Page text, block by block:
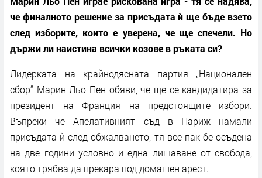
че финалното решение за присъдата ѝ ще бъде взето
след изборите, които е уверена, че ще спечели. Но
държи ли наистина всички козове в ръката си?
Лидерката на крайнодясната партия „Национален
сбор“ Марин Льо Пен обяви, че ще се кандидатира за
президент на Франция на предстоящите избори.
Въпреки че Апелативният съд в Париж намали
присъдата ѝ след обжалването, тя все пак бе осъдена
на две години условно и една лишаване от свобода,
която трябва да прекара под домашен арест.